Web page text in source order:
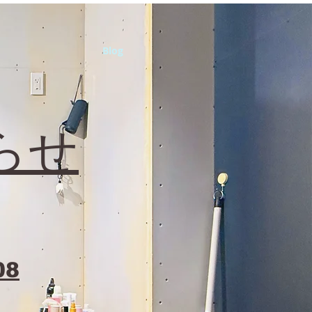
せ
Blog